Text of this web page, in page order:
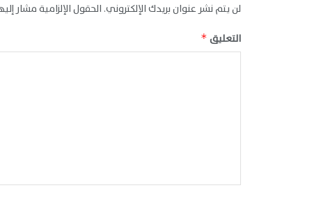
لن يتم نشر عنوان بريدك الإلكتروني. الحقول الإلزامية مشار
التعليق *